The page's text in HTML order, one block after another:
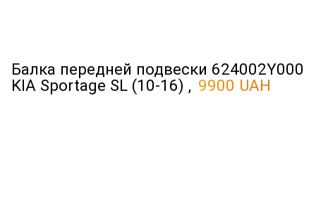
Балка передней подвески 624002Y000
KIA Sportage SL (10-16) , 9900 UAH